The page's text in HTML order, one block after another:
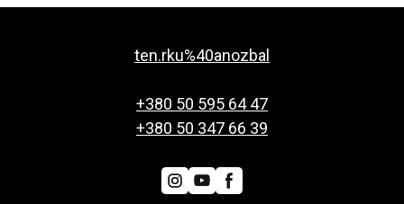
ten.rku%40anozbal
+380 50 595 64 47
+380 50 347 66 39